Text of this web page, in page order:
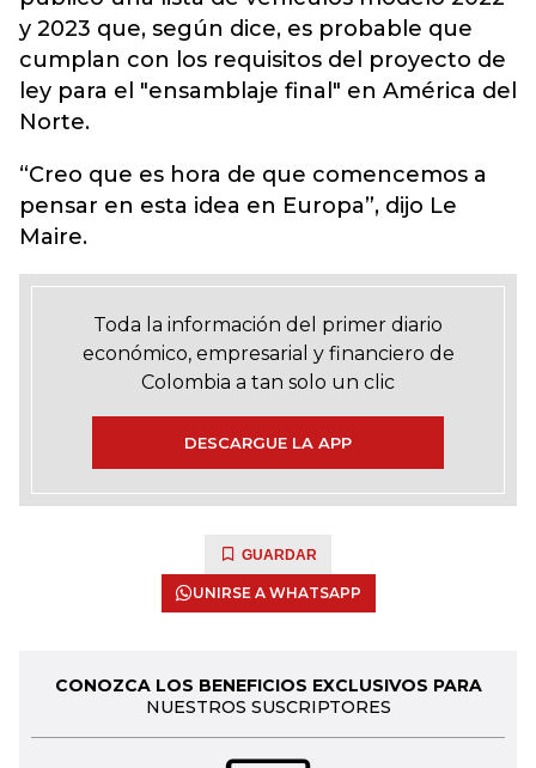
y 2023 que, según dice, es probable que
cumplan con los requisitos del proyecto de
ley para el "ensamblaje final" en América del
Norte.
“Creo que es hora de que comencemos a
pensar en esta idea en Europa”, dijo Le
Maire.
Toda la información del primer diario
económico, empresarial y financiero de
Colombia a tan solo un clic
DESCARGUE LA APP
GUARDAR
UNIRSE A WHATSAPP
CONOZCA LOS BENEFICIOS EXCLUSIVOS PARA
NUESTROS SUSCRIPTORES